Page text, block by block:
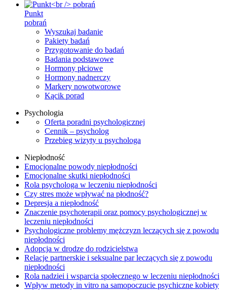
Punkt
pobrań
Wyszukaj badanie
Pakiety badań
Przygotowanie do badań
Badania podstawowe
Hormony płciowe
Hormony nadnerczy
Markery nowotworowe
Kącik porad
Psychologia
Oferta poradni psychologicznej
Cennik – psycholog
Przebieg wizyty u psychologa
Niepłodność
Emocjonalne powody niepłodności
Emocjonalne skutki niepłodności
Rola psychologa w leczeniu niepłodności
Czy stres może wpływać na płodność?
Depresja a niepłodność
Znaczenie psychoterapii oraz pomocy psychologicznej w
leczeniu niepłodności
Psychologiczne problemy mężczyzn leczących się z powodu
niepłodności
Adopcja w drodze do rodzicielstwa
Relacje partnerskie i seksualne par leczących się z powodu
niepłodności
Rola nadziei i wsparcia społecznego w leczeniu niepłodności
Wpływ metody in vitro na samopoczucie psychiczne kobiety